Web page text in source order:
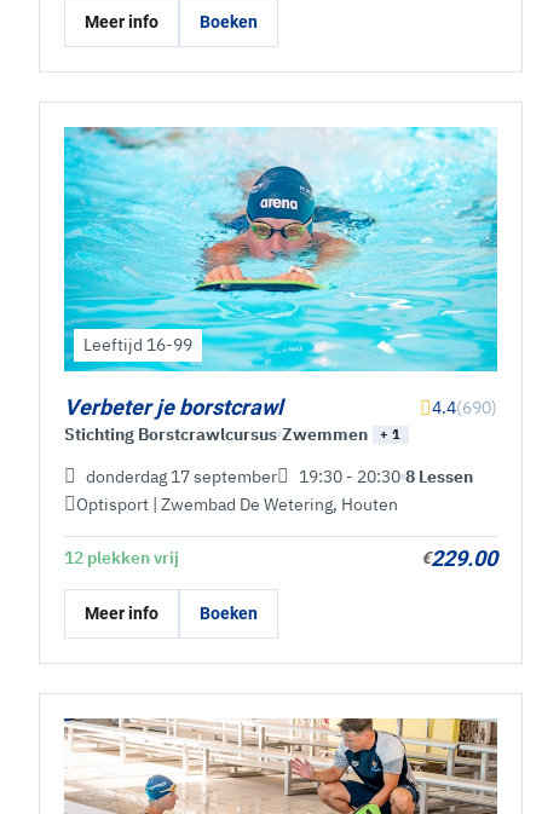
Meer info Boeken
Leeftijd 16-99
Verbeter je borstcrawl 4.4(690)
Stichting Borstcrawlcursus Zwemmen + 1
donderdag 17 september 19:30 - 20:30 8 Lessen
Optisport | Zwembad De Wetering, Houten
12 plekken vrij €229.00
Meer info Boeken